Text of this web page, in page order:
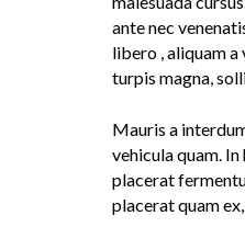
ante nec
libero , aliquam a
turpis magna,
Mauris a
vehicula quam.
placerat
placerat quam